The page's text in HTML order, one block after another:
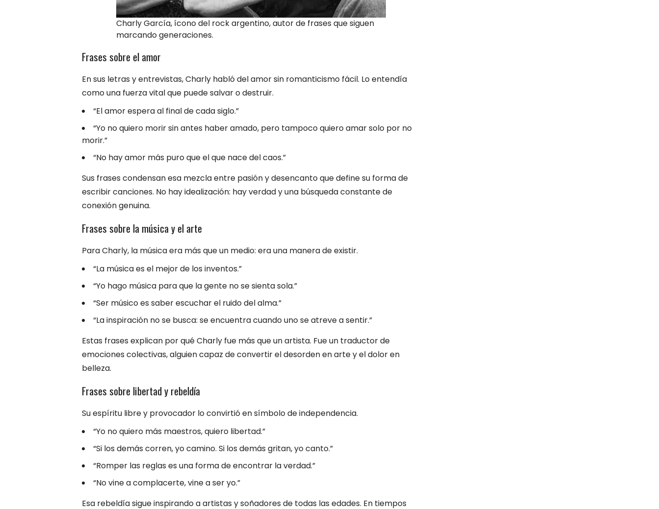
Charly García, ícono del rock argentino, autor de frases que siguen
marcando generaciones.
Frases sobre el amor
En sus letras y entrevistas, Charly habló del amor sin romanticismo fácil. Lo entendía
como una fuerza vital que puede salvar o destruir.
“El amor espera al final de cada siglo.”
“Yo no quiero morir sin antes haber amado, pero tampoco quiero amar solo por no
morir.”
“No hay amor más puro que el que nace del caos.”
Sus frases condensan esa mezcla entre pasión y desencanto que define su forma de
escribir canciones. No hay idealización: hay verdad y una búsqueda constante de
conexión genuina.
Frases sobre la música y el arte
Para Charly, la música era más que un medio: era una manera de existir.
“La música es el mejor de los inventos.”
“Yo hago música para que la gente no se sienta sola.”
“Ser músico es saber escuchar el ruido del alma.”
“La inspiración no se busca: se encuentra cuando uno se atreve a sentir.”
Estas frases explican por qué Charly fue más que un artista. Fue un traductor de
emociones colectivas, alguien capaz de convertir el desorden en arte y el dolor en
belleza.
Frases sobre libertad y rebeldía
Su espíritu libre y provocador lo convirtió en símbolo de independencia.
“Yo no quiero más maestros, quiero libertad.”
“Si los demás corren, yo camino. Si los demás gritan, yo canto.”
“Romper las reglas es una forma de encontrar la verdad.”
“No vine a complacerte, vine a ser yo.”
Esa rebeldía sigue inspirando a artistas y soñadores de todas las edades. En tiempos